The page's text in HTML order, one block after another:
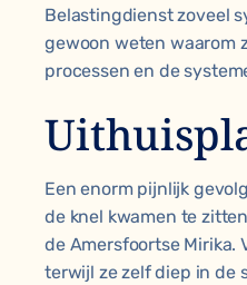
Belastingdienst zoveel
gewoon weten waarom
processen en de
Een enorm pijnlijk
de knel kwamen te
de Amersfoortse Mirika.
terwijl ze zelf diep in de